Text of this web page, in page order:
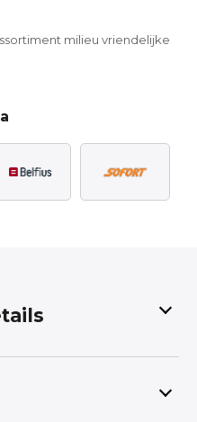
milieu vriendelijke
en lief